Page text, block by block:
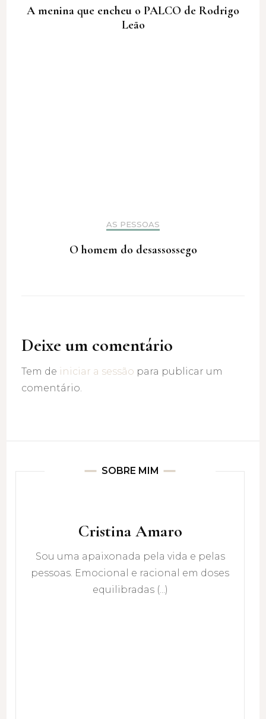
A menina que encheu o PALCO de Rodrigo
Leão
AS PESSOAS
O homem do desassossego
Deixe um comentário
Tem de iniciar a sessão para publicar um
comentário.
SOBRE MIM
Cristina Amaro
Sou uma apaixonada pela vida e pelas
pessoas. Emocional e racional em doses
equilibradas (...)